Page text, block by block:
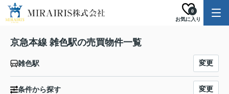
お気に入り
0
京急本線 雑色駅の売買物件一覧
雑色駅 変更
条件から探す 変更